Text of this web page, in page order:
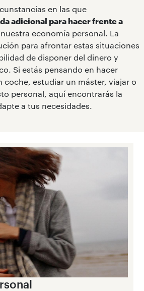
en las que
adicional para hacer frente a
economía personal. La
para afrontar estas situaciones
de disponer del dinero y
Si estás pensando en hacer
coche, estudiar un máster, viajar o
personal, aquí encontrarás la
a tus necesidades.